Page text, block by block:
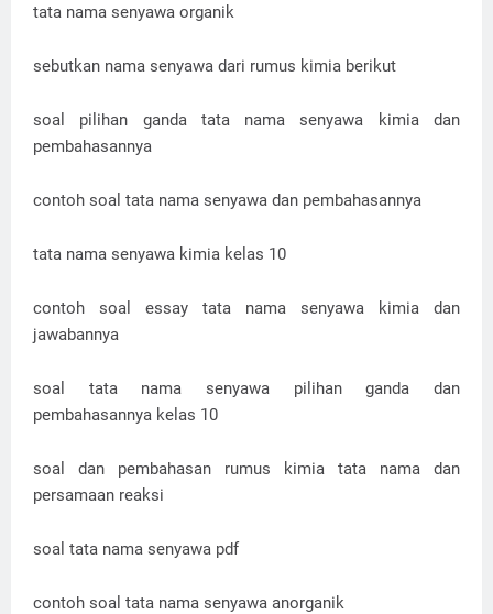
tata nama senyawa organik
sebutkan nama senyawa dari rumus kimia berikut
soal pilihan ganda tata nama senyawa kimia dan
pembahasannya
contoh soal tata nama senyawa dan pembahasannya
tata nama senyawa kimia kelas 10
contoh soal essay tata nama senyawa kimia dan
jawabannya
soal tata nama senyawa pilihan ganda dan
pembahasannya kelas 10
soal dan pembahasan rumus kimia tata nama dan
persamaan reaksi
soal tata nama senyawa pdf
contoh soal tata nama senyawa anorganik